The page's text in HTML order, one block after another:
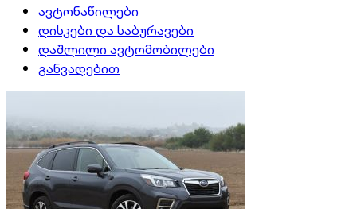
ავტონაწილები
დისკები და საბურავები
დაშლილი ავტომობილები
განვადებით